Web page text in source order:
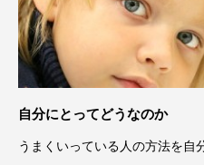
自分にとってどうなのか
うまくいっている人の方法を自